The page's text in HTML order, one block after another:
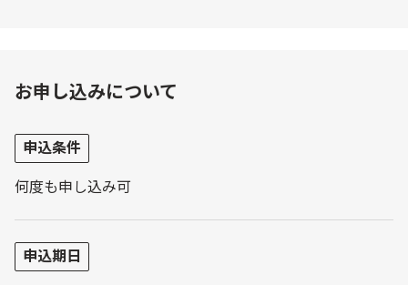
お申し込みについて
申込条件
何度も申し込み可
申込期日